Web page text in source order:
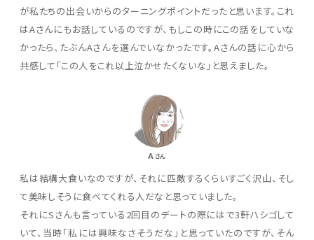
が私たちの出会いからのターニングポイントだったと思います。これ
はAさんにもお話しているのですが、もしこの時にこの話をしていな
かったら、たぶんAさんを選んでいなかったです。Aさんの話に心から
共感して「この人をこれ以上泣かせたくないな」と思えました。
Aさん
私は結構大食いなのですが、それに匹敵するくらいすごく沢山、そし
て美味しそうに食べてくれる人だなと思っていました。
それにSさんも言っている2回目のデートの際にはで3軒ハシゴして
いて、当時「私には興味なさそうだな」と思っていたのですが、そん